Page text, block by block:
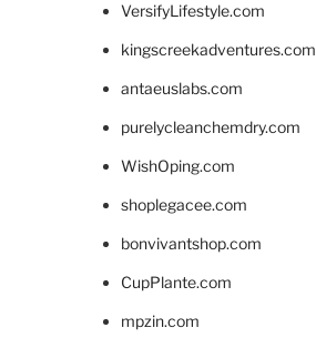
VersifyLifestyle.com
kingscreekadventures.com
antaeuslabs.com
purelycleanchemdry.com
WishOping.com
shoplegacee.com
bonvivantshop.com
CupPlante.com
mpzin.com